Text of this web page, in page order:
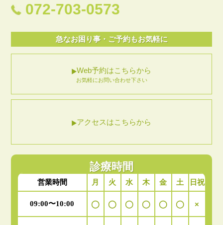
072-703-0573
急なお困り事・ご予約もお気軽に
Web予約はこちらから
お気軽にお問い合わせ下さい
アクセスはこちらから
診療時間
営業時間 月 火 水 木 金 土 日祝
09:00〜10:00 ◯ ◯ ◯ ◯ ◯ ◯ ×